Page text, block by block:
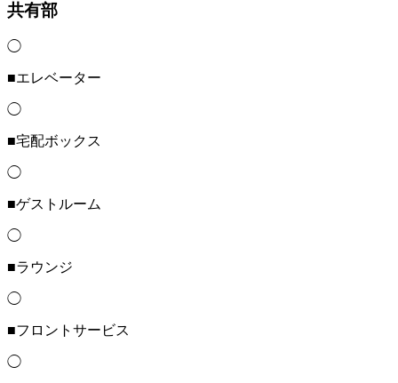
共有部
◯
■エレベーター
◯
■宅配ボックス
◯
■ゲストルーム
◯
■ラウンジ
◯
■フロントサービス
◯